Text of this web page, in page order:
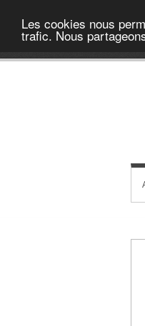
Les cookies nous
trafic. Nous